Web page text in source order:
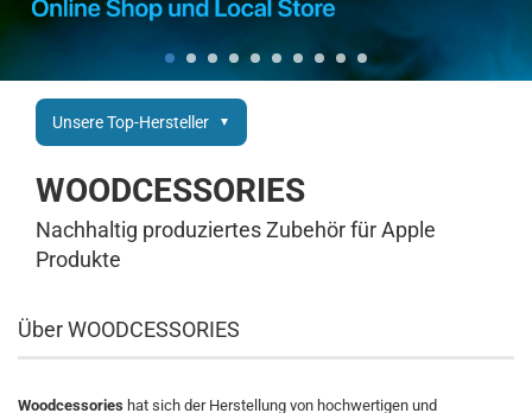
Unsere Top-Hersteller
WOODCESSORIES
Nachhaltig produziertes Zubehör für Apple
Produkte
Über WOODCESSORIES
Woodcessories hat sich der Herstellung von hochwertigen und